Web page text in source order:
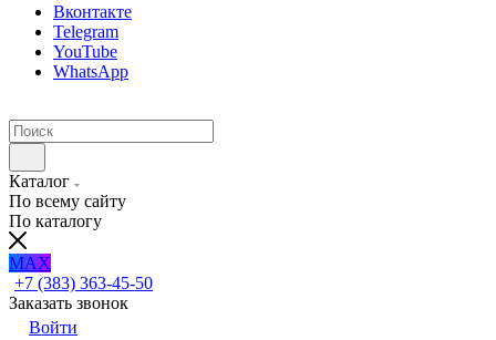
Вконтакте
Telegram
YouTube
WhatsApp
Каталог
По всему сайту
По каталогу
MAX
+7 (383) 363-45-50
Заказать звонок
Войти